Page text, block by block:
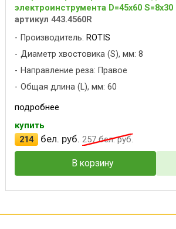
электроинструмента D=45x60 S=8x30
артикул 443.4560R
Производитель: ROTIS
Диаметр хвостовика (S), мм: 8
Направление реза: Правое
Общая длина (L), мм: 60
подробнее
купить
214
бел. руб. 257бел. руб.
В корзину